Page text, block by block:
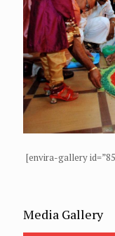
[envira-gallery
Media Gallery